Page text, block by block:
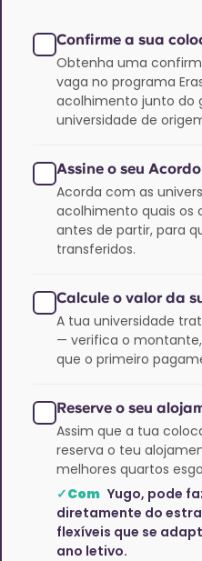
Confirme a sua
Obtenha uma
vaga no programa
acolhimento junto do
universidade de
Assine o seu
Acorda com as
acolhimento quais os
antes de partir, para
transferidos.
Calcule o valor da
A tua universidade
— verifica o
que o primeiro
Reserve o seu
Assim que a tua
reserva o teu
melhores quartos
✓Com Yugo, pode
diretamente do
flexíveis que se
ano letivo.